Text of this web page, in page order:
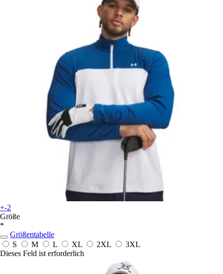
+-2
Größe
*
Größentabelle
S
M L XL 2XL
3XL
Dieses Feld ist erforderlich